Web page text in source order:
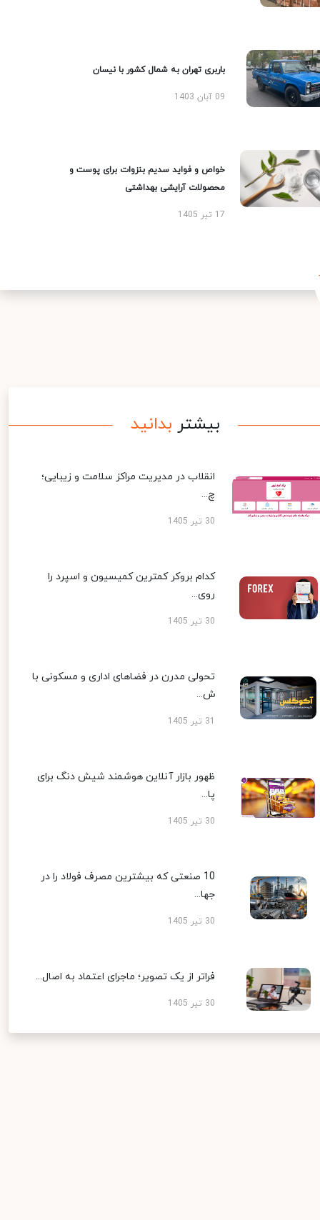
باربری تهران به شمال کشور با نیسان
09 آبان 1403
خواص و فواید سدیم بنزوات برای پوست و
محصولات آرایشی بهداشتی
17 تیر 1405
بیشتر بدانید
انقلاب در مدیریت مراکز سلامت و زیبایی؛
چ...
30 تیر 1405
کدام بروکر کمترین کمیسیون و اسپرد را
روی...
30 تیر 1405
تحولی مدرن در فضاهای اداری و مسکونی با
ش...
ظهور بازار آنلاین هوشمند شیش دنگ برای
پا...
30 تیر 1405
10 صنعتی که بیشترین مصرف فولاد را در
جها...
30 تیر 1405
فراتر از یک تصویر؛ ماجرای اعتماد به اصال...
30 تیر 1405